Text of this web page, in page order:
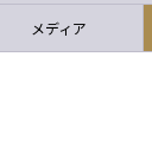
メディア